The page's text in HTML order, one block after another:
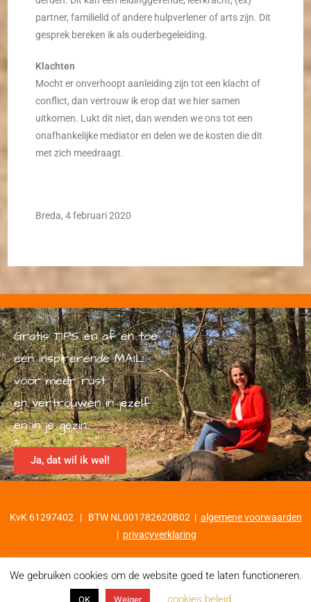
partner, familielid of andere hulpverlener of arts zijn. Dit
gesprek bereken ik als ouderbegeleiding.
Klachten
Mocht er onverhoopt aanleiding zijn tot een klacht of
conflict, dan vertrouw ik erop dat we hier samen
uitkomen. Lukt dit niet, dan wenden we ons tot een
onafhankelijke mediator en delen we de kosten die dit
met zich meedraagt.
Breda, 4 februari 2020
Gratis TIPS en af en toe
een inspirerende MAIL
voor meer rust
en vertrouwen in jezelf
en in je gezin.
Ja, dat wil ik wel!
KvK 61297402 | BTW NL001782620B02 | algemene voorwaarden
| privacyverklaring
We gebruiken cookies om de website goed te laten functioneren.
OK Weiger cookies beleid